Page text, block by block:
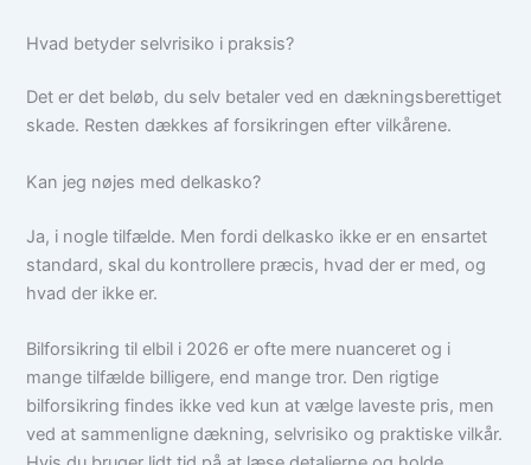
Hvad betyder selvrisiko i praksis?
Det er det beløb, du selv betaler ved en dækningsberettiget
skade. Resten dækkes af forsikringen efter vilkårene.
Kan jeg nøjes med delkasko?
Ja, i nogle tilfælde. Men fordi delkasko ikke er en ensartet
standard, skal du kontrollere præcis, hvad der er med, og
hvad der ikke er.
Bilforsikring til elbil i 2026 er ofte mere nuanceret og i
mange tilfælde billigere, end mange tror. Den rigtige
bilforsikring findes ikke ved kun at vælge laveste pris, men
ved at sammenligne dækning, selvrisiko og praktiske vilkår.